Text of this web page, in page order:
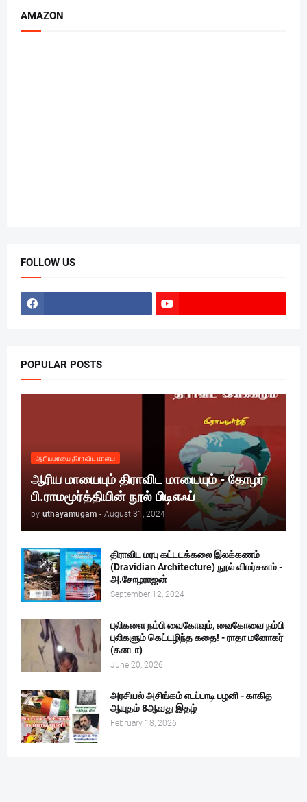
AMAZON
FOLLOW US
POPULAR POSTS
ஆரியமாயை திராவிட மாயை
ஆரிய மாயையும் திராவிட மாயையும் - தோழர்
பி.ராமமூர்த்தியின் நூல் பிடிஎஃப்
by uthayamugam - August 31, 2024
திராவிட மரபு கட்டடக்கலை இலக்கணம்
(Dravidian Architecture) நூல் விமர்சனம் -
அ.சோழராஜன்
September 12, 2024
புலிகளை நம்பி வைகோவும், வைகோவை நம்பி
புலிகளும் கெட்டழிந்த கதை! - ராதா மனோகர்
(கனடா)
June 20, 2026
அரசியல் அசிங்கம் எடப்பாடி பழனி - காகித
ஆயுதம் 8ஆவது இதழ்
February 18, 2026